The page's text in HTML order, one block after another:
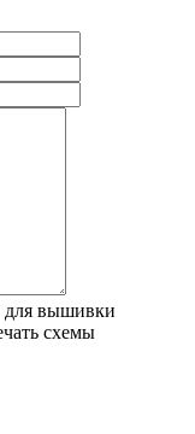
для вышивки
схемы